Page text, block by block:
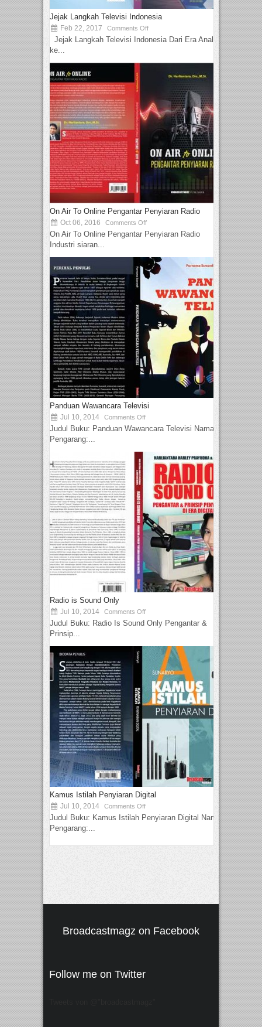
Jejak Langkah Televisi Indonesia
Feb 22, 2017 Comments Off
Jejak Langkah Televisi Indonesia Dari Era Analog
ke...
On Air To Online Pengantar Penyiaran Radio
Oct 06, 2016 Comments Off
On Air To Online Pengantar Penyiaran Radio
Industri siaran...
Panduan Wawancara Televisi
Jul 10, 2014 Comments Off
Judul Buku: Panduan Wawancara Televisi Nama
Pengarang:...
Radio is Sound Only
Jul 10, 2014 Comments Off
Judul Buku: Radio Is Sound Only Pengantar &
Prinsip...
Kamus Istilah Penyiaran Digital
Jul 10, 2014 Comments Off
Judul Buku: Kamus Istilah Penyiaran Digital Nama
Pengarang:...
Broadcastmagz on Facebook
Follow me on Twitter